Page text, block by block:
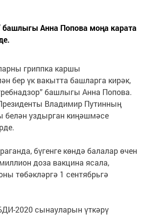
башлыгы Анна Попова моңа карата
гриппка каршы
бер үк вакытта башларга кирәк,
башлыгы Анна Попова.
Владимир Путинның
белән уздырган киңәшмәсе
бүгенге көндә балалар өчен
доза вакцина ясала,
төбәкләргә 1 сентябрьгә
2020 сынауларын үткәрү